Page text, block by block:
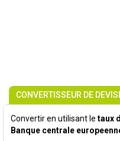
CONVERTISSEUR DE
Convertir en utilisant le taux
Banque centrale